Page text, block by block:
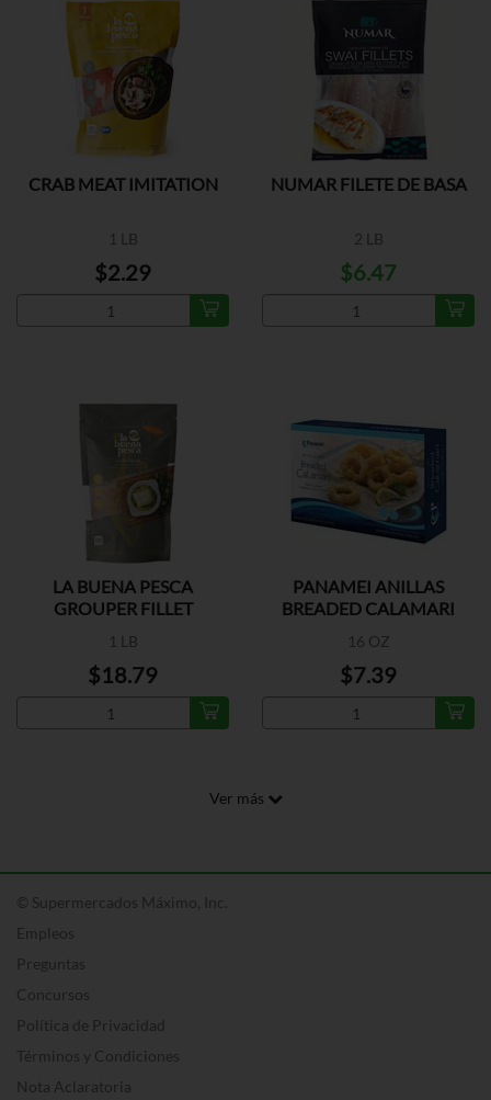
CRAB MEAT IMITATION
1 LB
$2.29
NUMAR FILETE DE BASA
2 LB
$6.47
LA BUENA PESCA
GROUPER FILLET
1 LB
$18.79
PANAMEI ANILLAS
BREADED CALAMARI
16 OZ
$7.39
Ver más
© Supermercados Máximo, Inc.
Empleos
Preguntas
Concursos
Política de Privacidad
Términos y Condiciones
Nota Aclaratoria